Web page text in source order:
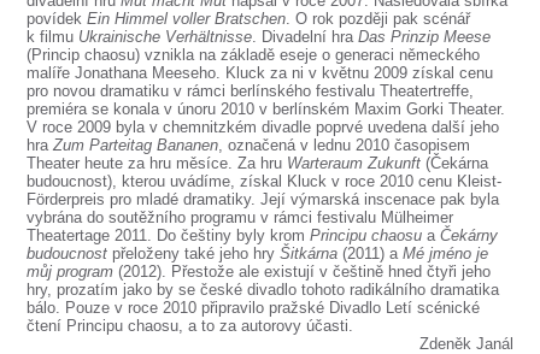
povídekEin Himmel voller Bratschen . O rok později pak scénář
k filmu Ukrainische Verhältnisse . Divadelní hraDas Prinzip Meese
(Princip chaosu) vznikla na základě eseje o generaci německého
malíře Jonathana Meeseho. Kluck za ni v květnu 2009 získal cenu
pro novou dramatiku v rámci berlínského festivalu Theatertreffe,
premiéra se konala v únoru 2010 v berlínském Maxim Gorki Theater.
V roce 2009 byla v chemnitzkém divadle poprvé uvedena další jeho
hraZum Parteitag Bananen , označená v lednu 2010 časopisem
Theater heute za hru měsíce. Za hru Warteraum Zukunft (Čekárna
budoucnost), kterou uvádíme, získal Kluck v roce 2010 cenu Kleist-
Förderpreis pro mladé dramatiky. Její výmarská inscenace pak byla
vybrána do soutěžního programu v rámci festivalu Mülheimer
Theatertage 2011. Do češtiny byly kromPrincipu chaosu aČekárny
budoucnost přeloženy také jeho hryŠitkárna (2011) aMé jméno je
můj program (2012). Přestože ale existují v češtině hned čtyři jeho
hry, prozatím jako by se české divadlo tohoto radikálního dramatika
bálo. Pouze v roce 2010 připravilo pražské Divadlo Letí scénické
čtení Principu chaosu, a to za autorovy účasti.
Zdeněk Janál